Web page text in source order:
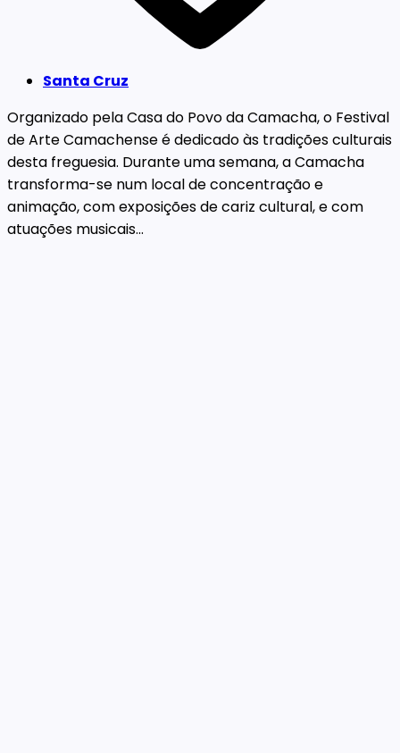
Santa Cruz
Organizado pela Casa do Povo da Camacha, o Festival
de Arte Camachense é dedicado às tradições culturais
desta freguesia. Durante uma semana, a Camacha
transforma-se num local de concentração e
animação, com exposições de cariz cultural, e com
atuações musicais...